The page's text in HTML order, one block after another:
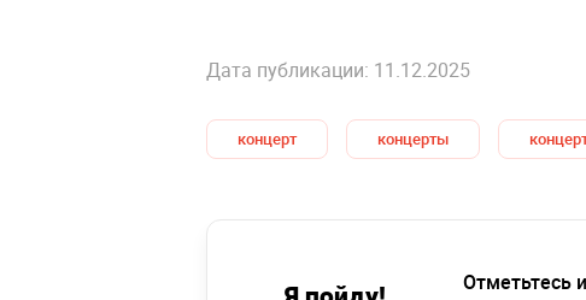
Дата публикации: 11.12.2025
концерт концерты
Отметьтесь